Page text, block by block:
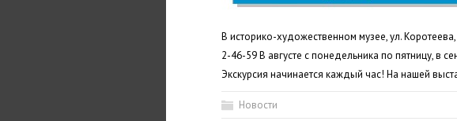
В историко-художественном музее, ул.
2-46-59 В августе с понедельника по пятницу, в
Экскурсия начинается каждый час! На нашей
Новости